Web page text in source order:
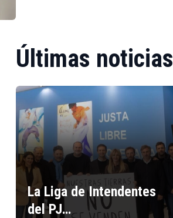
Últimas noticias
La Liga de Intendentes
del PJ…